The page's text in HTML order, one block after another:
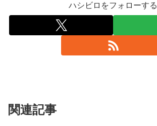
ハシビロをフォローする
関連記事